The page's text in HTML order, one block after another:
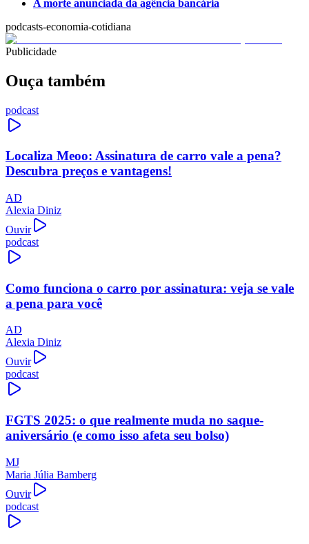
A morte anunciada da agência bancária
podcasts-economia-cotidiana
Publicidade
Ouça também
podcast
Localiza Meoo: Assinatura de carro vale a pena?
Descubra preços e vantagens!
AD
Alexia Diniz
Ouvir
podcast
Como funciona o carro por assinatura: veja se vale
a pena para você
AD
Alexia Diniz
Ouvir
podcast
FGTS 2025: o que realmente muda no saque-
aniversário (e como isso afeta seu bolso)
MJ
Maria Júlia Bamberg
Ouvir
podcast